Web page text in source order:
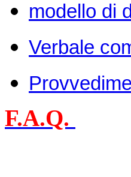
modello di
Verbale
F.A.Q.